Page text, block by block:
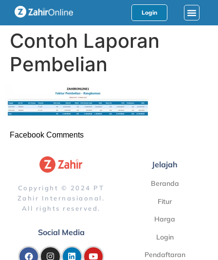
Login
Contoh Laporan
Pembelian
Facebook Comments
Copyright © 2024 PT
Zahir Internasiaonal.
All rights reserved.
Social Media
Jelajah
Beranda
Fitur
Harga
Login
Pendaftaran